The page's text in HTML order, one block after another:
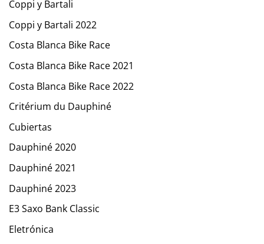
Coppi y Bartali
Coppi y Bartali 2022
Costa Blanca Bike Race
Costa Blanca Bike Race 2021
Costa Blanca Bike Race 2022
Critérium du Dauphiné
Cubiertas
Dauphiné 2020
Dauphiné 2021
Dauphiné 2023
E3 Saxo Bank Classic
Eletrónica